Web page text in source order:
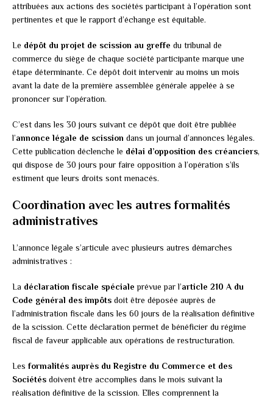
attribuées aux actions des sociétés participant à l’opération sont
pertinentes et que le rapport d’échange est équitable.
Le dépôt du projet de scission au greffe du tribunal de
commerce du siège de chaque société participante marque une
étape déterminante. Ce dépôt doit intervenir au moins un mois
avant la date de la première assemblée générale appelée à se
prononcer sur l’opération.
C’est dans les 30 jours suivant ce dépôt que doit être publiée
l’annonce légale de scission dans un journal d’annonces légales.
Cette publication déclenche le délai d’opposition des créanciers,
qui dispose de 30 jours pour faire opposition à l’opération s’ils
estiment que leurs droits sont menacés.
Coordination avec les autres formalités
administratives
L’annonce légale s’articule avec plusieurs autres démarches
administratives :
La déclaration fiscale spéciale prévue par l’article 210 A du
Code général des impôts doit être déposée auprès de
l’administration fiscale dans les 60 jours de la réalisation définitive
de la scission. Cette déclaration permet de bénéficier du régime
fiscal de faveur applicable aux opérations de restructuration.
Les formalités auprès du Registre du Commerce et des
Sociétés doivent être accomplies dans le mois suivant la
réalisation définitive de la scission. Elles comprennent la